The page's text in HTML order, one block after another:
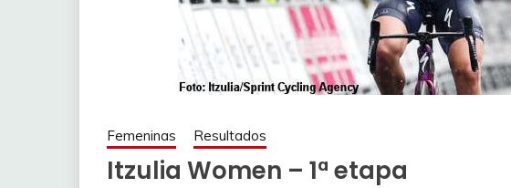
Femeninas Resultados
Itzulia Women – 1ª etapa